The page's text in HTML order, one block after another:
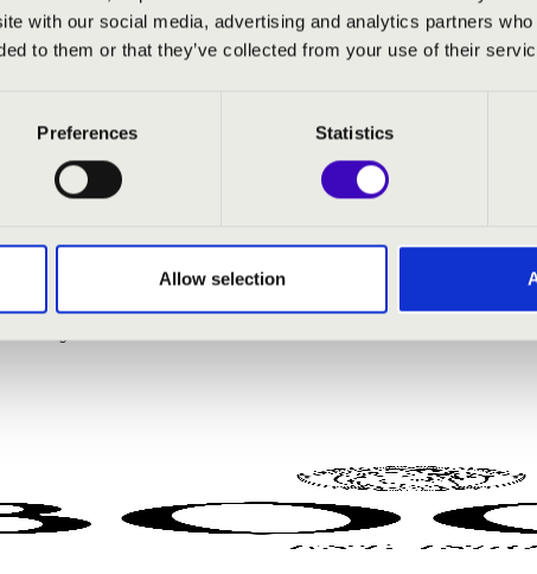
with our social media, advertising and analytics partners
to them or that they’ve collected from your use of their
Preferences Statistics
Allow selection
Park - Főcím